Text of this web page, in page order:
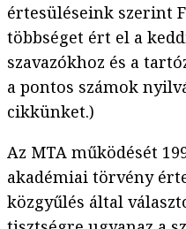
értesüléseink szerint
többséget ért el a
szavazókhoz és a
a pontos számok
cikkünket.)
Az MTA működését
akadémiai törvény
közgyűlés által